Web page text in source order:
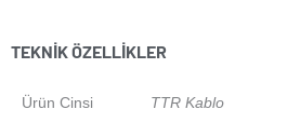
TEKNIK ÖZELLIKLER
Ürün Cinsi TTR Kablo